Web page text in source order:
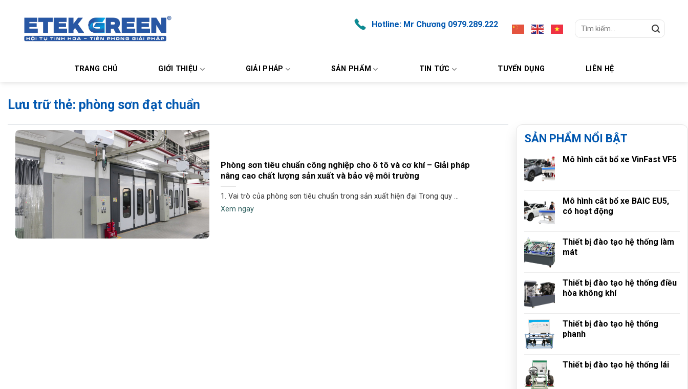
Hotline: Mr Chương 0979.289.222
for:
TRANG CHỦ GIỚI THIỆU GIẢI PHÁP SẢN PHẨM TIN TỨC TUYỂN DỤNG LIÊN HỆ
Lưu trữ thẻ: phòng sơn đạt chuẩn
Phòng sơn tiêu chuẩn công nghiệp cho ô tô và cơ khí – Giải pháp
nâng cao chất lượng sản xuất và bảo vệ môi trường
1. Vai trò của phòng sơn tiêu chuẩn trong sản xuất hiện đại Trong quy ...
Xem ngay
SẢN PHẨM NỔI BẬT
Mô hình cắt bổ xe VinFast VF5
Mô hình cắt bổ xe BAIC EU5,
có hoạt động
Thiết bị đào tạo hệ thống làm
mát
Thiết bị đào tạo hệ thống điều
hòa không khí
Thiết bị đào tạo hệ thống
phanh
Thiết bị đào tạo hệ thống lái